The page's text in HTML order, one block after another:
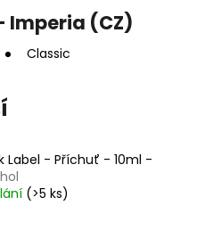
Imperia (CZ)
Classic
Label - Příchuť - 10ml -
(>5 ks)